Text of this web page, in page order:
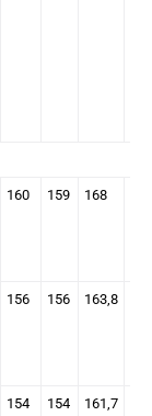
160 159 168
156 156 163,8
154 154 161,7